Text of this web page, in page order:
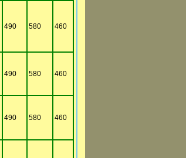
490 580 460
490 580 460
490 580 460